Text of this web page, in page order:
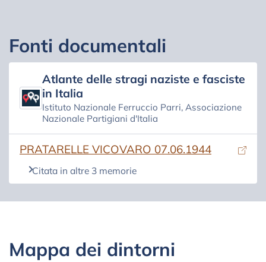
Fonti documentali
Atlante delle stragi naziste e fasciste
in Italia
Istituto Nazionale Ferruccio Parri, Associazione
Nazionale Partigiani d'Italia
PRATARELLE VICOVARO 07.06.1944
(si apre in una nuova scheda)
Citata in altre 3 memorie
Mappa dei dintorni